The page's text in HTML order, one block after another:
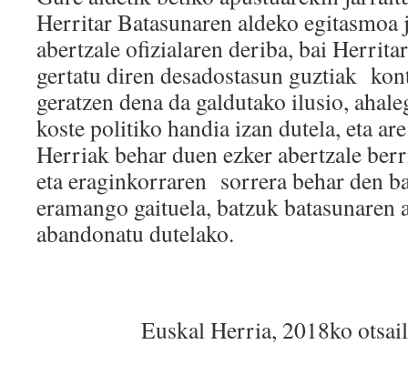
Herritar Batasunaren aldeko
abertzale ofizialaren deriba, bai
gertatu diren desadostasun guztiak
geratzen dena da galdutako ilusio,
koste politiko handia izan dutela, eta
Herriak behar duen ezker abertzale
eta eraginkorraren sorrera behar den
eramango gaituela, batzuk batasunaren
abandonatu dutelako.
Euskal Herria, 2018ko